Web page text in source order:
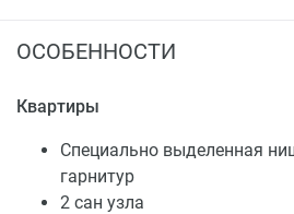
ОСОБЕННОСТИ
Квартиры
Специально выделенная
гарнитур
2 сан узла